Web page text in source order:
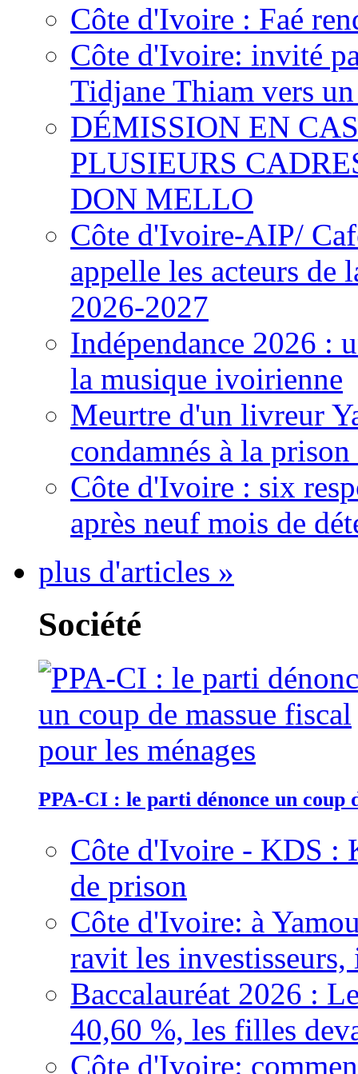
Côte d'Ivoire : Faé
Côte d'Ivoire: invité
Tidjane Thiam vers
DÉMISSION EN
PLUSIEURS
DON MELLO
Côte d'Ivoire-AIP/
appelle les acteurs de
2026-2027
Indépendance 2026 :
la musique ivoirienne
Meurtre d'un livreur
condamnés à la
Côte d'Ivoire : six
après neuf mois de
plus d'articles »
Société
PPA-CI : le parti dénonce un coup
Côte d'Ivoire - KDS :
de prison
Côte d'Ivoire: à
ravit les
Baccalauréat 2026 :
40,60 %, les filles
Côte d'Ivoire: